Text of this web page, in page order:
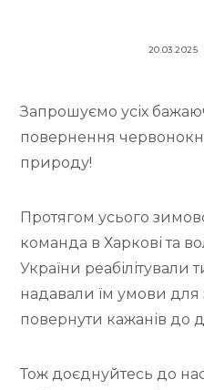
О
Б
Л
В
О
20.03.2025
Запрошуємо усіх
повернення
природу!
Протягом усього
команда в Харкові та
України реабілітували
надавали їм умови для
повернути кажанів до
Тож доєднуйтесь до